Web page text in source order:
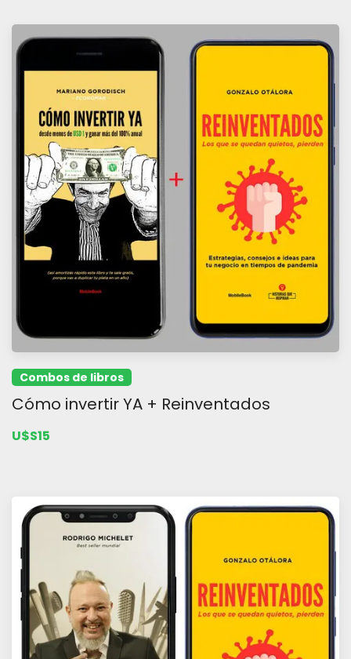
Combos de libros
Cómo invertir YA + Reinventados
U$S15